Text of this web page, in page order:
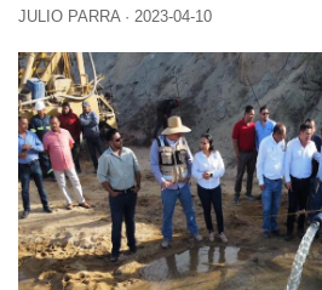
JULIO PARRA · 2023-04-10